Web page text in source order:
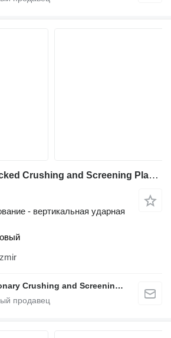
Fabo FTV-70-S Tracked Crushing and Screening Plant With VSI crusher
- вертикальная ударная
FABO Mobile & Stationary Crushing and Screening Plants | Concrete Batching Plants Manufacturer